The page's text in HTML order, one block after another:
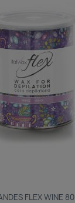
FLEX WINE